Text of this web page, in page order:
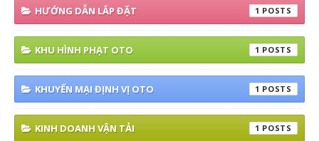
HƯỚNG DẪN LẮP ĐẶT 1
KHU HÌNH PHẠT OTO 1
KHUYẾN MẠI ĐỊNH VỊ OTO 1
KINH DOANH VẬN TẢI 1